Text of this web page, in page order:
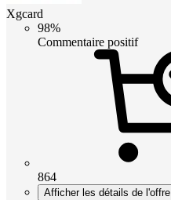
Xgcard
98%
Commentaire positif
864
Afficher les détails de l'offre